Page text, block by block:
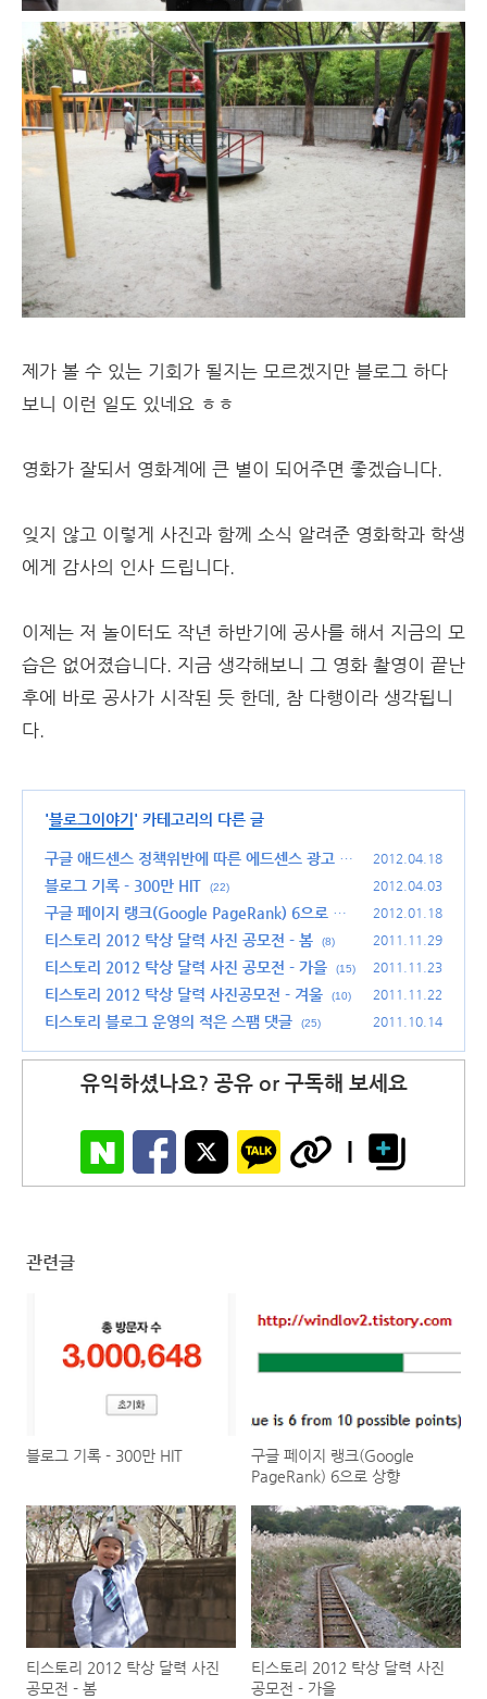
제가 볼 수 있는 기회가 될지는 모르겠지만 블로그 하다
보니 이런 일도 있네요 ㅎㅎ
영화가 잘되서 영화계에 큰 별이 되어주면 좋겠습니다.
잊지 않고 이렇게 사진과 함께 소식 알려준 영화학과 학생
에게 감사의 인사 드립니다.
이제는 저 놀이터도 작년 하반기에 공사를 해서 지금의 모
습은 없어졌습니다. 지금 생각해보니 그 영화 촬영이 끝난
후에 바로 공사가 시작된 듯 한데, 참 다행이라 생각됩니
다.
'블로그이야기 ' 카테고리의 다른 글
구글 애드센스 정책위반에 따른 에드센스 광고 게
시 중단 해결 방법
(15)
2012.04.18
블로그 기록 - 300만 HIT (22) 2012.04.03
구글 페이지 랭크(Google PageRank) 6으로 상
향
(31)
2012.01.18
티스토리 2012 탁상 달력 사진 공모전 - 봄 (8) 2011.11.29
티스토리 2012 탁상 달력 사진 공모전 - 가을 (15) 2011.11.23
티스토리 2012 탁상 달력 사진공모전 - 겨울 (10) 2011.11.22
티스토리 블로그 운영의 적은 스팸 댓글 (25) 2011.10.14
유익하셨나요? 공유 or 구독해 보세요
관련글
블로그 기록 - 300만 HIT
구글 페이지 랭크(Google
PageRank) 6으로 상향
티스토리 2012 탁상 달력 사진
공모전 - 봄
티스토리 2012 탁상 달력 사진
공모전 - 가을